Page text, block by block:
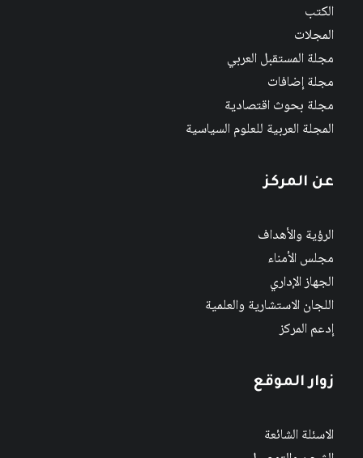
الكتب
المجلات
مجلة المستقبل العربي
مجلة إضافات
مجلة بحوث اقتصادية
المجلة العربية للعلوم السياسية
عن المركز
الرؤية والأهداف
مجلس الأمناء
الجهاز الإداري
اللجان الاستشارية والعلمية
إدعم المركز
زوار الموقع
الاسئلة الشائعة